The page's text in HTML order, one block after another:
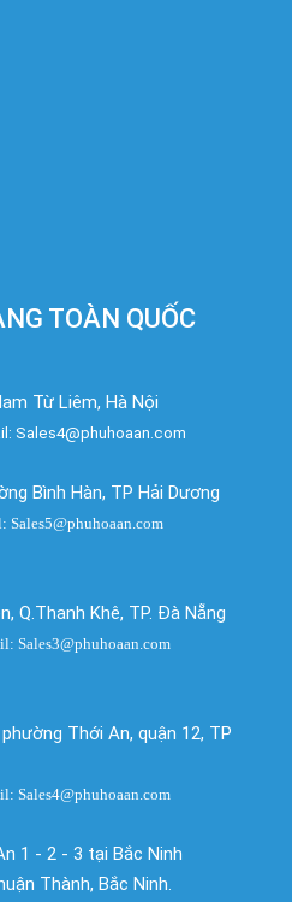
TOÀN QUỐC
Từ Liêm, Hà Nội
Sales4@phuhoaan.com
Bình Hàn, TP Hải Dương
Q.Thanh Khê, TP. Đà Nẵng
Sales3@phuhoaan.com
Thới An, quận 12, TP
Sales4@phuhoaan.com
1 - 2 - 3 tại Bắc Ninh
Thành, Bắc Ninh.